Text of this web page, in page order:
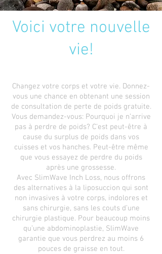
Voici votre nouvelle
vie!
Changez votre corps et votre vie. Donnez-
vous une chance en obtenant une session
de consultation de perte de poids gratuite.
Vous demandez-vous: Pourquoi je n’arrive
pas à perdre de poids? C’est peut-être à
cause du surplus de poids dans vos
cuisses et vos hanches. Peut-être même
que vous essayez de perdre du poids
après une grossesse.
Avec SlimWave Inch Loss, nous offrons
des alternatives à la liposuccion qui sont
non invasives à votre corps, indolores et
sans chirurgie, sans les couts d’une
chirurgie plastique. Pour beaucoup moins
qu’une abdominoplastie, SlimWave
garantie que vous perdrez au moins 6
pouces de graisse en tout.